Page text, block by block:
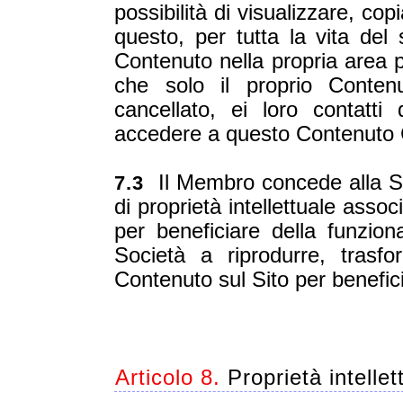
possibilità di visualizzare,
questo, per tutta la vita del
Contenuto nella propria area
che solo il proprio
cancellato, ei loro
accedere a questo Contenuto
7.3 Il Membro concede alla
di proprietà intellettuale
per beneficiare della
Società a riprodurre,
Contenuto sul Sito per
Articolo 8. Proprietà